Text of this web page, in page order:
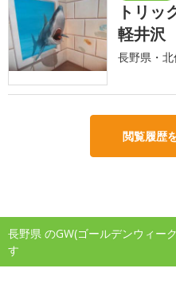
トリッ
軽井沢
長野県・
閲覧履歴
長野県 のGW(ゴールデンウィー
す